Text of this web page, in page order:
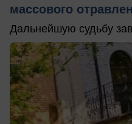
массового
Дальнейшую судьбу